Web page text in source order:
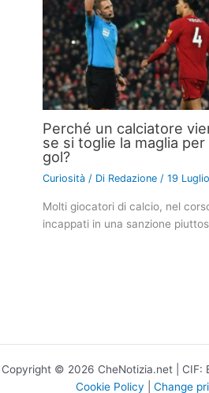
Perché un calciatore
se si toglie la maglia
gol?
Curiosità / Di Redazione /19
Molti giocatori di calcio, nel
incappati in una sanzione
Copyright © 2026 CheNotizia.net | CIF:
Cookie Policy
Change